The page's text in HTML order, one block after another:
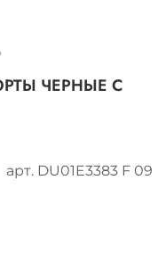
арт. DU01E3383 F 09
ЧЕРНЫЕ С